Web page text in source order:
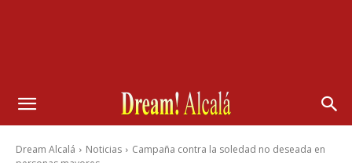
Dream Alcalá Noticias
Campaña contra la soledad no deseada en